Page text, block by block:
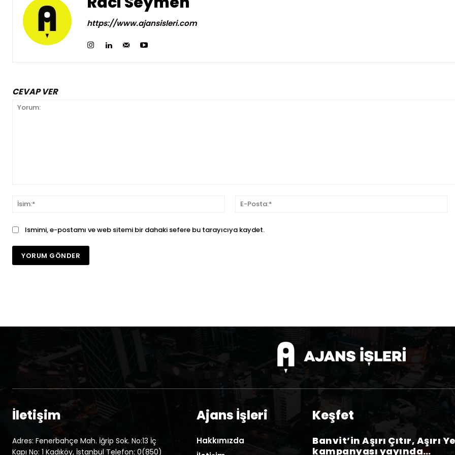
https://www.ajansisleri.com
CEVAP VER
İsim:*
Ismimi, e-postamı ve web sitemi bir dahaki sefere bu tarayıcıya kaydet.
İletişim
Adres: Fenerbahçe Mah. İğrip Sok. No:13 İç
Kapı No: 1 Kadıköy, İstanbul Telefon: 0(850)
Ajans İşleri
Hakkımızda
Keşfet
Banvit’in Aşırı Çıtır, Aşırı
kampanyası yayında…